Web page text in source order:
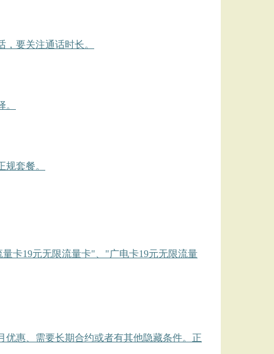
要关注通话时长。
套餐。
卡19元无限流量卡"、"广电卡19元无限流量
优惠、需要长期合约或者有其他隐藏条件。正